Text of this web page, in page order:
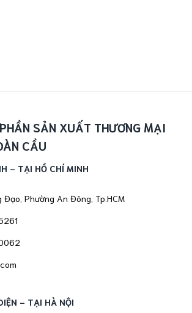
SẢN XUẤT THƯƠNG MẠI
CẦU
- TẠI HỒ CHÍ MINH
Đạo, Phường An Đông, Tp.HCM
- TẠI HÀ NỘI